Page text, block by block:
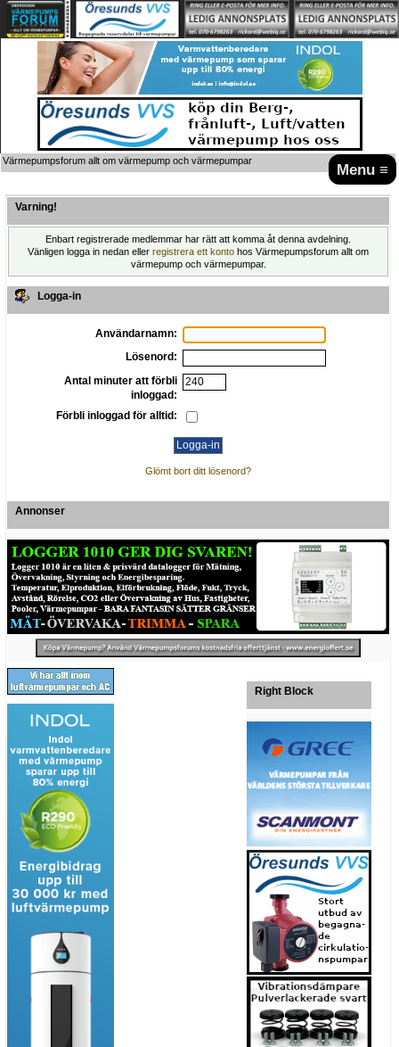
Menu ≡
Värmepumpsforum allt om värmepump och värmepumpar
Varning!
Enbart registrerade medlemmar har rätt att komma åt denna avdelning.
Vänligen logga in nedan eller registrera ett konto hos Värmepumpsforum allt om
värmepump och värmepumpar.
Logga-in
Användarnamn:
Lösenord:
Antal minuter att förbli
inloggad:
Förbli inloggad för alltid:
Glömt bort ditt lösenord?
Annonser
Right Block